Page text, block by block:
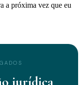
a próxima vez que eu
jurídica